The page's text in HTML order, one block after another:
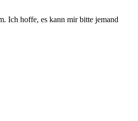
Ich hoffe, es kann mir bitte jemand